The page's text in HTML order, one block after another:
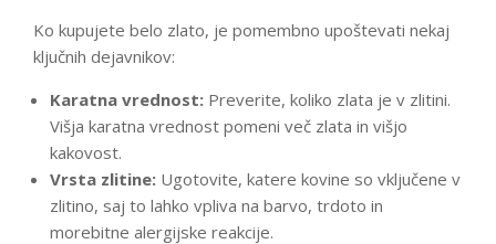
Ko kupujete belo zlato, je pomembno upoštevati nekaj
ključnih dejavnikov:
Karatna vrednost: Preverite, koliko zlata je v zlitini.
Višja karatna vrednost pomeni več zlata in višjo
kakovost.
Vrsta zlitine: Ugotovite, katere kovine so vključene v
zlitino, saj to lahko vpliva na barvo, trdoto in
morebitne alergijske reakcije.